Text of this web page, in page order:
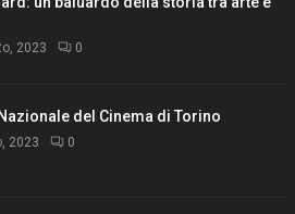
2023 0
Nazionale del Cinema di Torino
2023 0